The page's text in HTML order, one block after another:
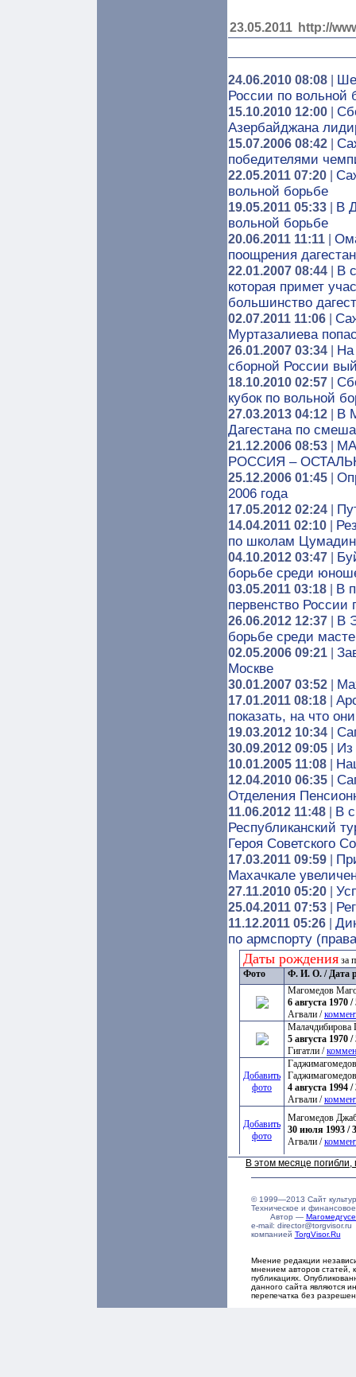
23.05.2011 http://
24.06.2010 08:08
России по вольной
15.10.2010 12:00
Азербайджана
15.07.2006 08:42
победителями
22.05.2011 07:20
вольной борьбе
19.05.2011 05:33
В
вольной борьбе
20.06.2011 11:11
поощрения
22.01.2007 08:44
В
которая примет
большинство
02.07.2011 11:06
Муртазалиева
26.01.2007 03:34
На
сборной России
18.10.2010 02:57
кубок по вольной
27.03.2013 04:12
В
Дагестана по
21.12.2006 08:53
РОССИЯ –
25.12.2006 01:45
2006 года
17.05.2012 02:24
14.04.2011 02:10
по школам
04.10.2012 03:47
борьбе среди
03.05.2011 03:18
В
первенство
26.06.2012 12:37
В
борьбе среди
02.05.2006 09:21
Москве
30.01.2007 03:52
17.01.2011 08:18
показать, на что
19.03.2012 10:34
30.09.2012 09:05 Из
10.01.2005 11:08
12.04.2010 06:35
Отделения
11.06.2012 11:48
В
Республиканский
Героя Советского
17.03.2011 09:59
Махачкале
27.11.2010 05:20
25.04.2011 07:53
11.12.2011 05:26
по армспорту
Даты рождения за
Фото
Ф. И. О. / Дата
Магомедов
6 августа 1970 /
Агвали /
Малачдибирова
5 августа 1970 /
Гигатли /
Добавить
фото
4 августа 1994 /
Агвали /
Добавить
фото
Магомедов
30 июля 1993 /
Агвали /
В этом месяце
© 1999—2013 Сайт
Техническое и
Автор —
e-mail:
компанией TorgVisor.Ru
Мнение редакции
мнением авторов статей,
публикациях.
данного сайта являются
перепечатка без